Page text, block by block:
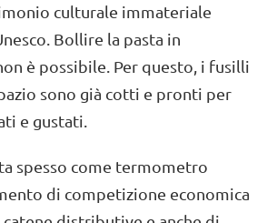
culturale immateriale
Bollire la pasta in
è possibile. Per questo, i fusilli
sono già cotti e pronti per
e gustati.
spesso come termometro
di competizione economica